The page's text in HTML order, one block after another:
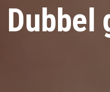
Dubbel